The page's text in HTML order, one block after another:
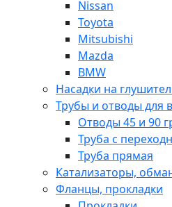
Nissan
Toyota
Mitsubishi
Mazda
BMW
Насадки на
Трубы и отводы для
Отводы 45 и 90
Труба с
Труба прямая
Катализаторы,
Фланцы, прокладки